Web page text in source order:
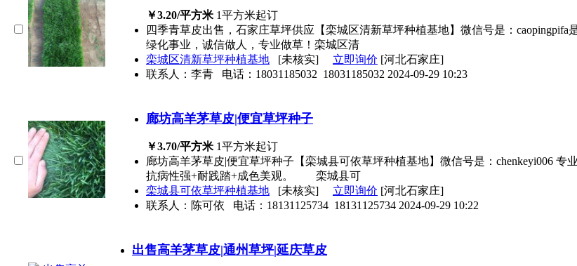
￥3.20/平方米 1平方米起订
四季青草皮出售，石家庄草坪供应【栾城区清新草坪种植基地】微信号是：
绿化事业，诚信做人，专业做草！栾城区清
栾城区清新草坪种植基地
[未核实] 立即询价 [河北石家庄]
联系人：李青
电话： 18031185032 18031185032 2024-09-29 10:23
廊坊高羊茅草皮|便宜草坪种子
￥3.70/平方米 1平方米起订
廊坊高羊茅草皮|便宜草坪种子【栾城县可依草坪种植基地】微信号是：chenkeyi006
抗病性强+耐践踏+成色美观。 栾城县可
栾城县可依草坪种植基地
[未核实] 立即询价 [河北石家庄]
联系人：陈可依
电话： 18131125734 18131125734 2024-09-29 10:22
出售高羊茅草皮|通州草坪|延庆草皮